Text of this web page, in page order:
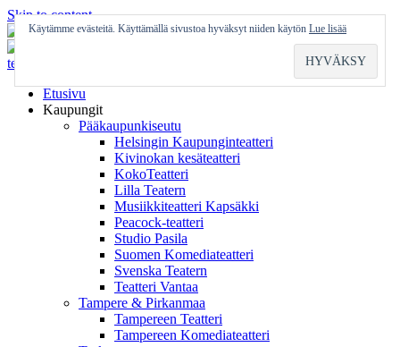
Skip to content
Etusivu
Kaupungit
Pääkaupunkiseutu
Helsingin Kaupunginteatteri
Kivinokan kesäteatteri
KokoTeatteri
Lilla Teatern
Musiikkiteatteri Kapsäkki
Peacock-teatteri
Studio Pasila
Suomen Komediateatteri
Svenska Teatern
Teatteri Vantaa
Tampere & Pirkanmaa
Tampereen Teatteri
Tampereen Komediateatteri
Käytämme evästeitä. Käyttämällä sivustoa hyväksyt niiden käytön Lue lisää